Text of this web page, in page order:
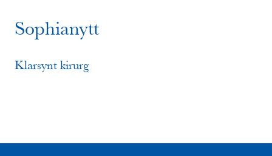
Sophianytt
Klarsynt kirurg